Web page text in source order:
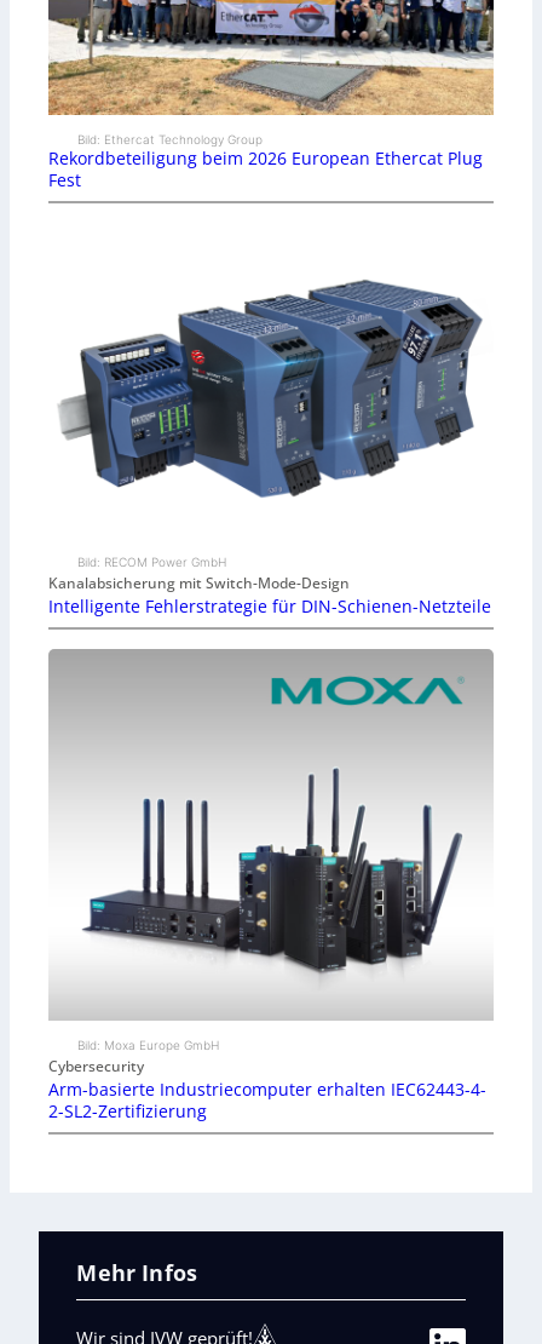
Bild: Ethercat Technology Group
Rekordbeteiligung beim 2026 European Ethercat Plug
Fest
Bild: RECOM Power GmbH
Kanalabsicherung mit Switch-Mode-Design
Intelligente Fehlerstrategie für DIN-Schienen-Netzteile
Bild: Moxa Europe GmbH
Cybersecurity
Arm-basierte Industriecomputer erhalten IEC62443-4-
2-SL2-Zertifizierung
Mehr Infos
Wir sind IVW geprüft!